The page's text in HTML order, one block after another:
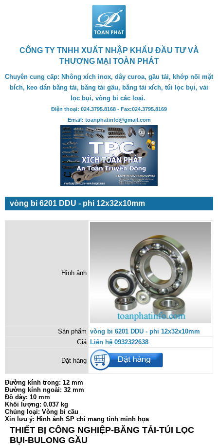
CÔNG TY TNHH XUẤT NHẬP KHẨU ĐẦU TƯ VÀ
THƯƠNG MẠI TOÀN PHÁT
Chuyên cung cấp: Nhông xích inox, dây curoa, gầu tải, khớp nối mặt
bích, keo dán băng tải, băng tải gầu, băng tải xích, túi lọc bụi, vải
lọc bụi, vòng bi các loại.
Điện thoại: 024.3795.8168 - Fax:024.3795.8169
Email: toanphatinfo@gmail.com
vòng bi 6201 DDU - phi 12x32x10mm
Hình ảnh
Sản phẩm vòng bi 6201 DDU - phi 12x32x10mm
Giá Liên hệ 0932322638
Đặt hàng
Đường kính trong: 12 mm
Đường kính ngoài: 32 mm
Độ dày: 10 mm
Khối lượng: 0.037 kg
Chủng loại: Vòng bi cầu
Xin lưu ý: Hình ảnh SP chỉ mang tính minh họa
THIẾT BỊ CÔNG NGHIỆP-BĂNG TẢI-TÚI LỌC
BỤI-BULONG GẦU